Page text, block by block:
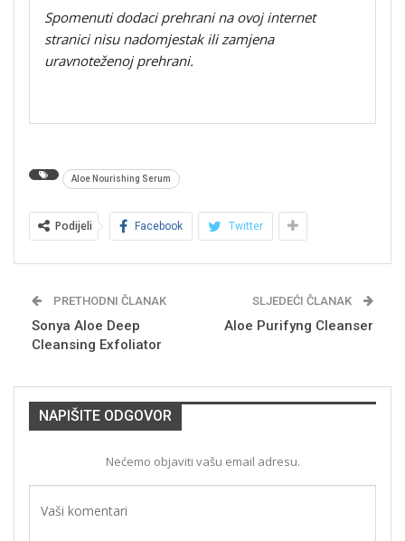
Spomenuti dodaci prehrani na ovoj internet
stranici nisu nadomjestak ili zamjena
uravnoteženoj prehrani.
Aloe Nourishing Serum
Podijeli Facebook Twitter
PRETHODNI ČLANAK
Sonya Aloe Deep
Cleansing Exfoliator
SLJEDEĆI ČLANAK
Aloe Purifyng Cleanser
NAPIŠITE ODGOVOR
Nećemo objaviti vašu email adresu.